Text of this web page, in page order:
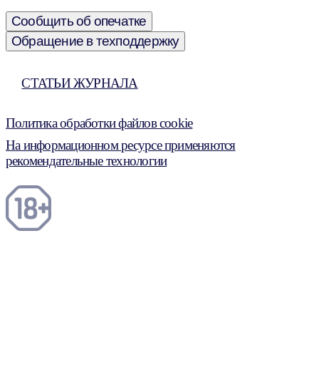
Сообщить об опечатке
Обращение в техподдержку
СТАТЬИ ЖУРНАЛА
Политика обработки файлов cookie
На информационном ресурсе применяются
рекомендательные технологии